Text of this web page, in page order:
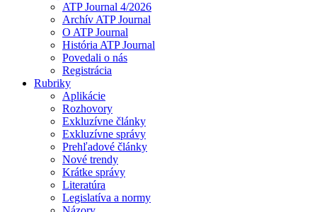
ATP Journal 4/2026
Archív ATP Journal
O ATP Journal
História ATP Journal
Povedali o nás
Registrácia
Rubriky
Aplikácie
Rozhovory
Exkluzívne články
Exkluzívne správy
Prehľadové články
Nové trendy
Krátke správy
Literatúra
Legislatíva a normy